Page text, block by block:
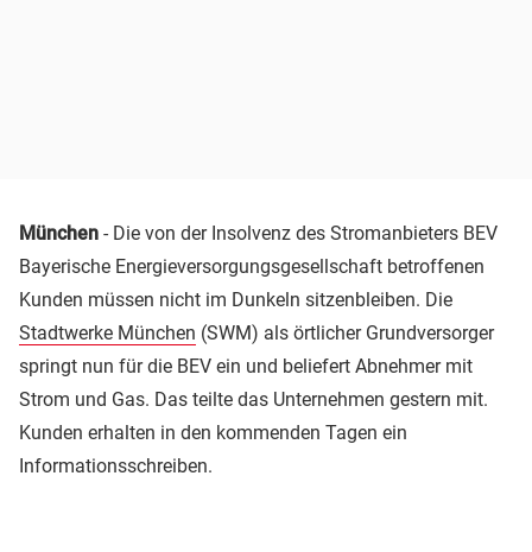
München - Die von der Insolvenz des Stromanbieters BEV
Bayerische Energieversorgungsgesellschaft betroffenen
Kunden müssen nicht im Dunkeln sitzenbleiben. Die
Stadtwerke München (SWM) als örtlicher Grundversorger
springt nun für die BEV ein und beliefert Abnehmer mit
Strom und Gas. Das teilte das Unternehmen gestern mit.
Kunden erhalten in den kommenden Tagen ein
Informationsschreiben.